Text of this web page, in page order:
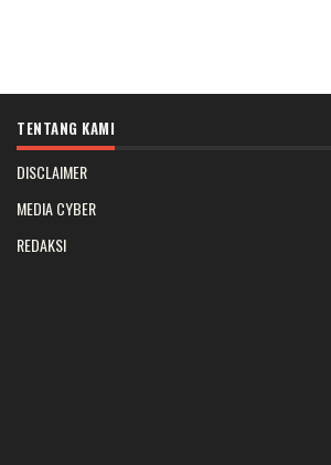
TENTANG KAMI
DISCLAIMER
MEDIA CYBER
REDAKSI